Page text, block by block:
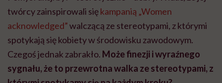
twórcy zainspirowali siękampanią „Women
acknowledged”walczącą ze stereotypami, z którymi
spotykają się kobiety w środowisku zawodowym.
Czegoś jednak zabrakło. Może finezji i wyraźnego
sygnału, że to przewrotna walka ze stereotypami, z